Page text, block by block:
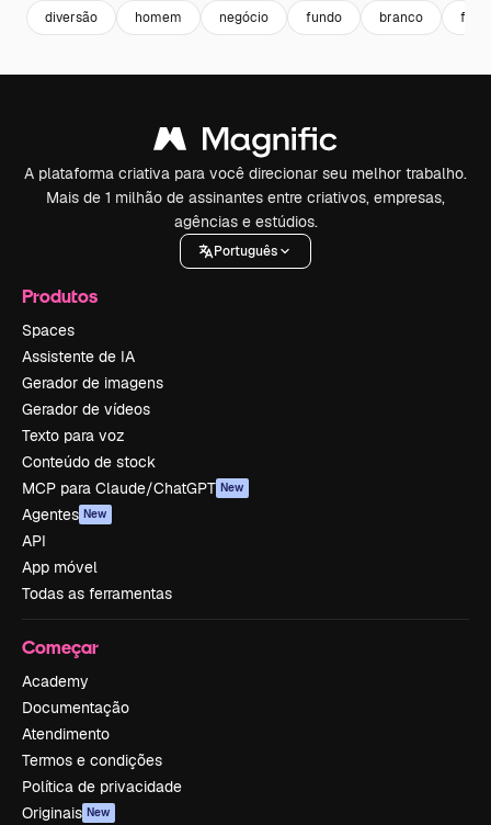
diversão homem negócio fundo branco face
A plataforma criativa para você direcionar seu melhor trabalho.
Mais de 1 milhão de assinantes entre criativos, empresas,
agências e estúdios.
Português
Produtos
Spaces
Assistente de IA
Gerador de imagens
Gerador de vídeos
Texto para voz
Conteúdo de stock
MCP para Claude/ChatGPT New
Agentes New
API
App móvel
Todas as ferramentas
Começar
Academy
Documentação
Atendimento
Termos e condições
Política de privacidade
Originais New